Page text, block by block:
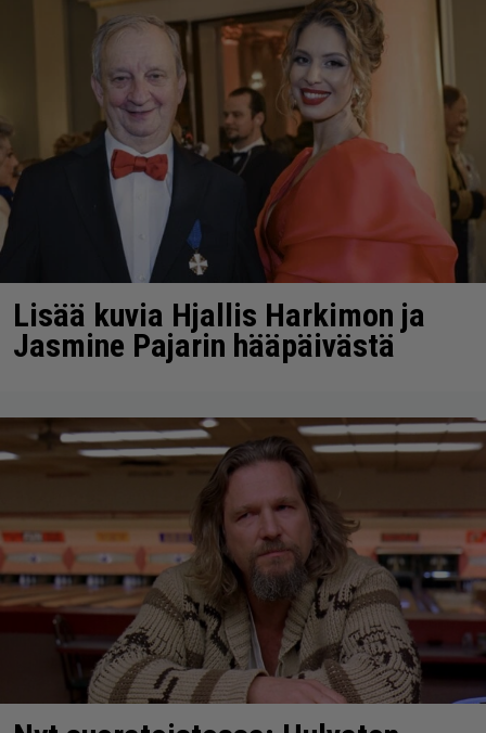
Lisää kuvia Hjallis Harkimon ja
Jasmine Pajarin hääpäivästä